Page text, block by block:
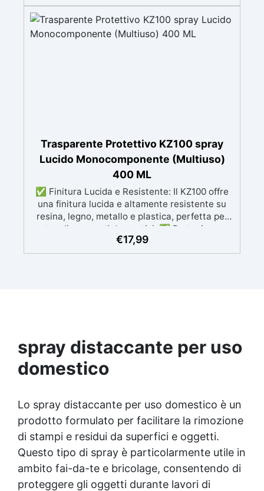
Il kit include due componenti separati
(trasparente poliuretanico e catalizzatore) e un
bicchiere graduato per una preparazione
Trasparente Protettivo KZ100 spray
Lucido Monocomponente (Multiuso)
400 ML
✅ Finitura Lucida e Resistente: Il KZ100 offre
una finitura lucida e altamente resistente su
resina, legno, metallo e plastica, perfetta per
tavoli e oggetti decorativi. ✅ Protezione
Duratura: Resistente a graffi, agenti
atmosferici, detergenti aggressivi, alcol e
qualsiasi superficie, senza colature, anche con
un'applicazione singola. ✅ Versatilità: Ideale
per diverse superfici, tra cui resina, legno,
metallo e plastica, migliorando aspetto e
€17,99
spray distaccante per uso
domestico
Lo spray distaccante per uso domestico è un
prodotto formulato per facilitare la rimozione
di stampi e residui da superfici e oggetti.
Questo tipo di spray è particolarmente utile in
ambito fai-da-te e bricolage, consentendo di
proteggere gli oggetti durante lavori di